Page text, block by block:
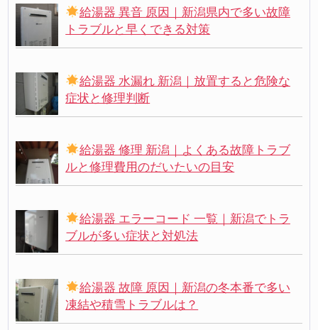
給湯器 異音 原因｜新潟県内で多い故障
トラブルと早くできる対策
給湯器 水漏れ 新潟｜放置すると危険な
症状と修理判断
給湯器 修理 新潟｜よくある故障トラブ
ルと修理費用のだいたいの目安
給湯器 エラーコード 一覧｜新潟でトラ
ブルが多い症状と対処法
給湯器 故障 原因｜新潟の冬本番で多い
凍結や積雪トラブルは？